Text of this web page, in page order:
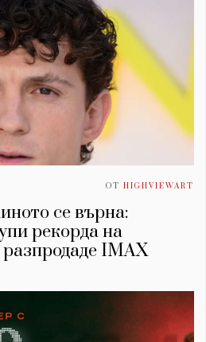
ОТ HIGHVIEWART
се върна:
рекорда на
IMAX